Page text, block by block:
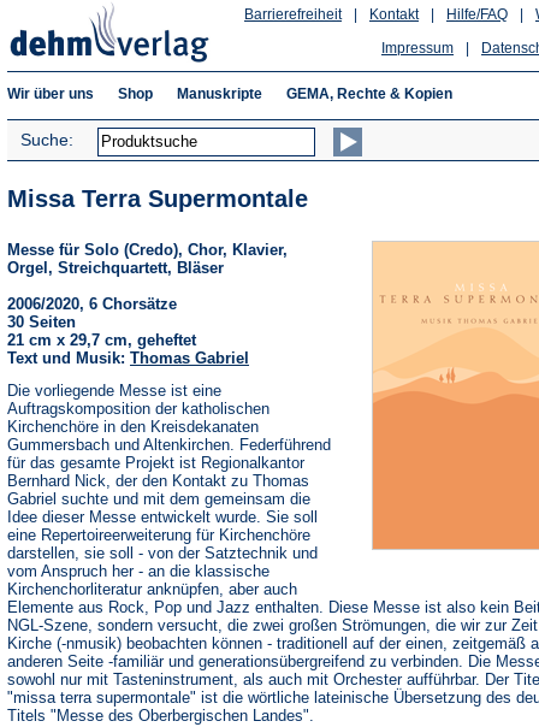
Hilfe/FAQ
Kontakt
Barrierefreiheit
Impressum
Wir über uns Shop Manuskripte GEMA, Rechte & Kopien
Suche:
Missa Terra Supermontale
Messe für Solo (Credo), Chor, Klavier,
Orgel, Streichquartett, Bläser
2006/2020, 6 Chorsätze
30 Seiten
21 cm x 29,7 cm, geheftet
Text und Musik: Thomas Gabriel
Die vorliegende Messe ist eine
Auftragskomposition der katholischen
Kirchenchöre in den Kreisdekanaten
Gummersbach und Altenkirchen. Federführend
für das gesamte Projekt ist Regionalkantor
Bernhard Nick, der den Kontakt zu Thomas
Gabriel suchte und mit dem gemeinsam die
Idee dieser Messe entwickelt wurde. Sie soll
eine Repertoireerweiterung für Kirchenchöre
darstellen, sie soll - von der Satztechnik und
vom Anspruch her - an die klassische
Kirchenchorliteratur anknüpfen, aber auch
Elemente aus Rock, Pop und Jazz enthalten. Diese Messe ist also kein
NGL-Szene, sondern versucht, die zwei großen Strömungen, die wir zur
Kirche (-nmusik) beobachten können - traditionell auf der einen, zeitgemäß
anderen Seite -familiär und generationsübergreifend zu verbinden. Die
sowohl nur mit Tasteninstrument, als auch mit Orchester aufführbar. Der
"missa terra supermontale" ist die wörtliche lateinische Übersetzung des
Titels "Messe des Oberbergischen Landes".